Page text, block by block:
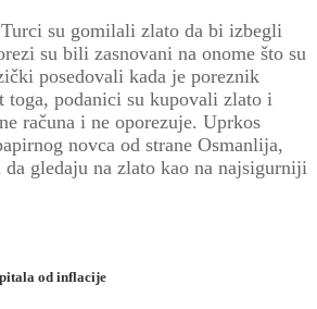
su gomilali zlato da bi izbegli
su bili zasnovani na onome što su
posedovali kada je poreznik
toga, podanici su kupovali zlato i
računa i ne oporezuje. Uprkos
novca od strane Osmanlija,
gledaju na zlato kao na najsigurniji
od inflacije